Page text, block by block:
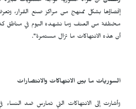
إقصاؤها بشكل ممنهج من مراكز صنع القرار،
مختلفة من العنف وما نشهده اليوم في مناطق
أن هذه الانتهاكات ما تزال مستمرة".
السوريات ما بين الانتهاكات والانتصارات
وأشارت إلى الانتهاكات التي تمارس ضد النساء